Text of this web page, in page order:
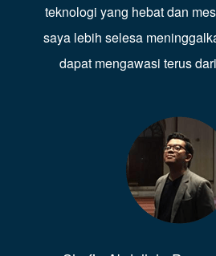
teknologi yang hebat dan
saya lebih selesa
dapat mengawasi terus